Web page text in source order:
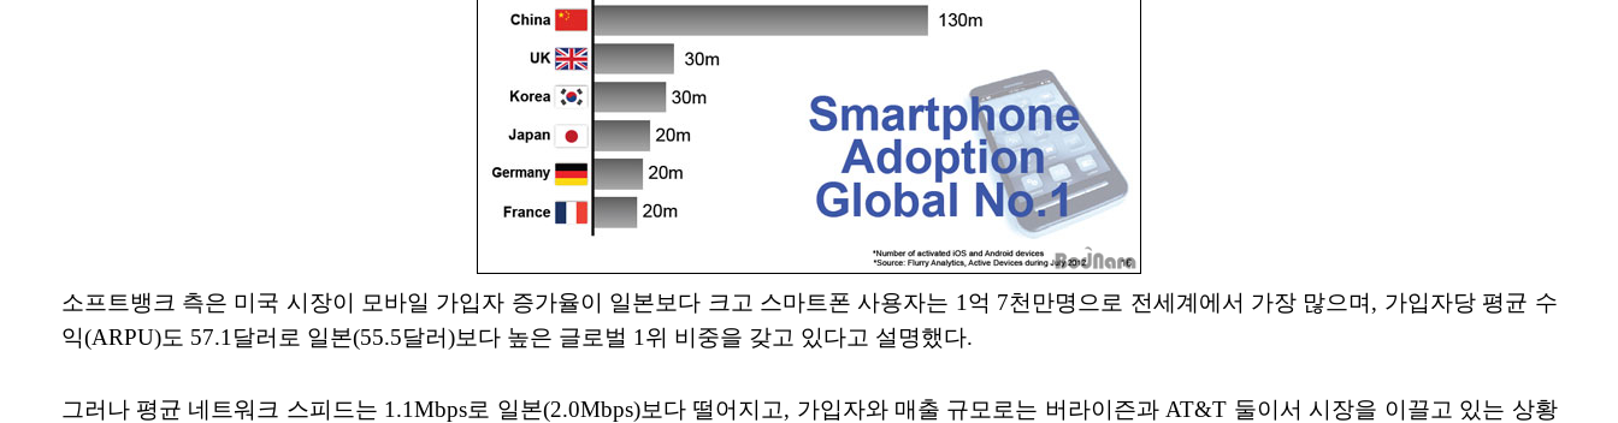
소프트뱅크 측은 미국 시장이 모바일 가입자 증가율이 일본보다 크고 스마트폰 사용자는 1억 7천만명으로 전세계에서 가장 많으며, 가입자당 평균 수
익(ARPU)도 57.1달러로 일본(55.5달러)보다 높은 글로벌 1위 비중을 갖고 있다고 설명했다.
그러나 평균 네트워크 스피드는 1.1Mbps로 일본(2.0Mbps)보다 떨어지고, 가입자와 매출 규모로는 버라이즌과 AT&T 둘이서 시장을 이끌고 있는 상황